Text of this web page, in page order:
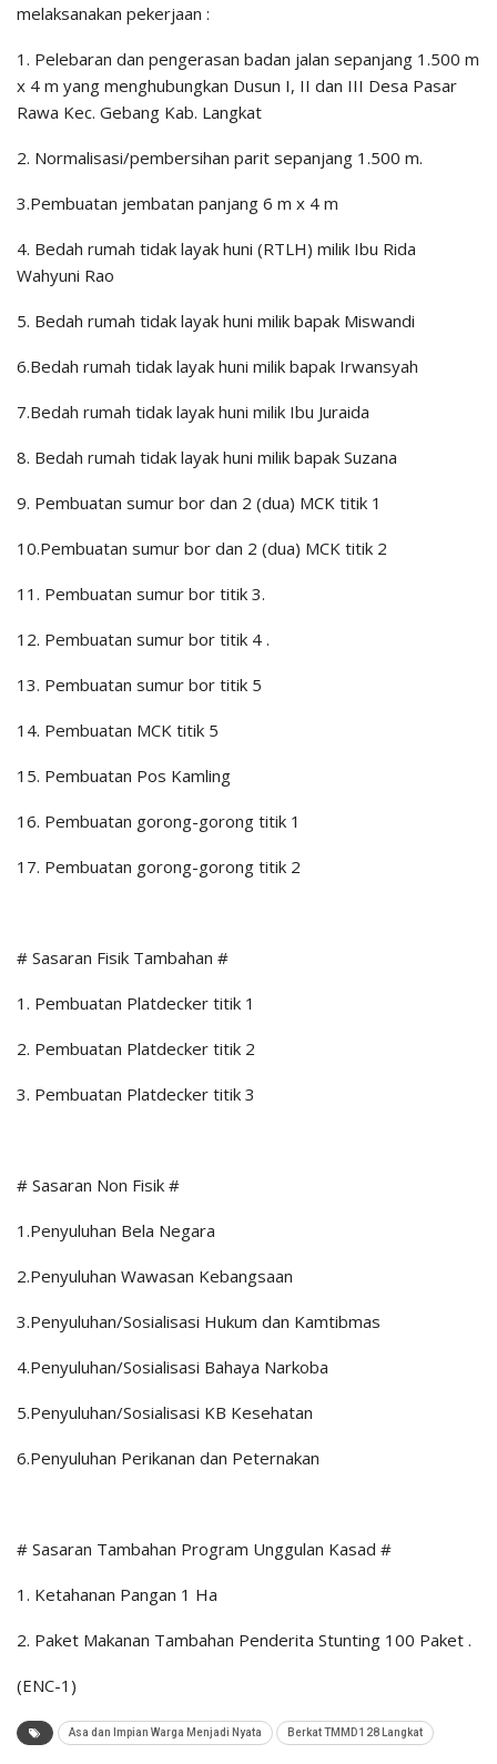
melaksanakan pekerjaan :
1. Pelebaran dan pengerasan badan jalan sepanjang 1.500 m
x 4 m yang menghubungkan Dusun I, II dan III Desa Pasar
Rawa Kec. Gebang Kab. Langkat
2. Normalisasi/pembersihan parit sepanjang 1.500 m.
3.Pembuatan jembatan panjang 6 m x 4 m
4. Bedah rumah tidak layak huni (RTLH) milik Ibu Rida
Wahyuni Rao
5. Bedah rumah tidak layak huni milik bapak Miswandi
6.Bedah rumah tidak layak huni milik bapak Irwansyah
7.Bedah rumah tidak layak huni milik Ibu Juraida
8. Bedah rumah tidak layak huni milik bapak Suzana
9. Pembuatan sumur bor dan 2 (dua) MCK titik 1
10.Pembuatan sumur bor dan 2 (dua) MCK titik 2
11. Pembuatan sumur bor titik 3.
12. Pembuatan sumur bor titik 4 .
13. Pembuatan sumur bor titik 5
14. Pembuatan MCK titik 5
15. Pembuatan Pos Kamling
16. Pembuatan gorong-gorong titik 1
17. Pembuatan gorong-gorong titik 2
# Sasaran Fisik Tambahan #
1. Pembuatan Platdecker titik 1
2. Pembuatan Platdecker titik 2
3. Pembuatan Platdecker titik 3
# Sasaran Non Fisik #
1.Penyuluhan Bela Negara
2.Penyuluhan Wawasan Kebangsaan
3.Penyuluhan/Sosialisasi Hukum dan Kamtibmas
4.Penyuluhan/Sosialisasi Bahaya Narkoba
5.Penyuluhan/Sosialisasi KB Kesehatan
6.Penyuluhan Perikanan dan Peternakan
# Sasaran Tambahan Program Unggulan Kasad #
1. Ketahanan Pangan 1 Ha
2. Paket Makanan Tambahan Penderita Stunting 100 Paket .
(ENC-1)
Asa dan Impian Warga Menjadi Nyata Berkat TMMD 128 Langkat